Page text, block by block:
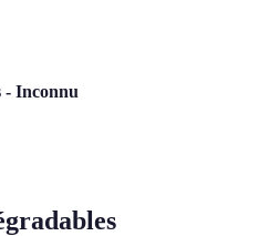
- Inconnu